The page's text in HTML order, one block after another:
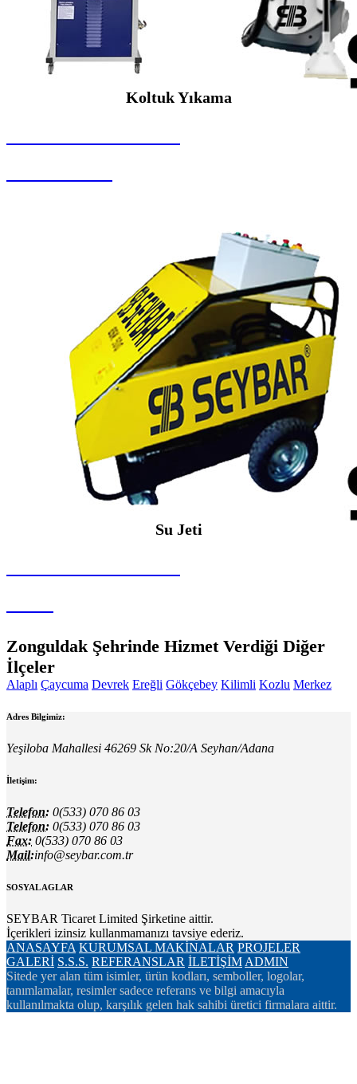
Koltuk Yıkama
Su Jeti
Zonguldak Şehrinde Hizmet Verdiği Diğer
İlçeler
Alaplı Çaycuma Devrek Ereğli Gökçebey Kilimli Kozlu Merkez
Adres Bilgimiz:
Yeşiloba Mahallesi 46269 Sk No:20/A Seyhan/Adana
İletişim:
Telefon: 0(533) 070 86 03
Telefon: 0(533) 070 86 03
Fax: 0(533) 070 86 03
Mail:info@seybar.com.tr
SOSYAL AGLAR
SEYBAR Ticaret Limited Şirketine aittir.
İçerikleri izinsiz kullanmamanızı tavsiye ederiz.
ANASAYFA KURUMSAL MAKİNALAR PROJELER
GALERİ S.S.S. REFERANSLAR İLETİŞİM ADMIN
Sitede yer alan tüm isimler, ürün kodları, semboller, logolar,
tanımlamalar, resimler sadece referans ve bilgi amacıyla
kullanılmakta olup, karşılık gelen hak sahibi üretici firmalara aittir.